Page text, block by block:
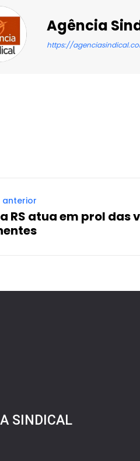
Agência
https://
anterior
RS atua em prol das
SINDICAL